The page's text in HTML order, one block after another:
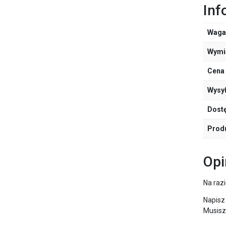
Waga
Cena
Na